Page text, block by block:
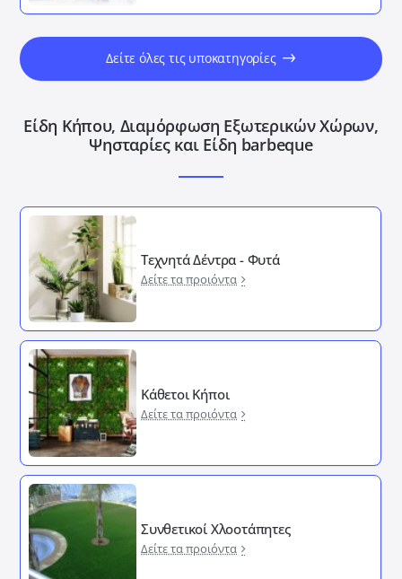
Δείτε όλες τις υποκατηγορίες
Είδη Κήπου, Διαμόρφωση Εξωτερικών Xώρων,
Ψησταρίες και Είδη barbeque
Τεχνητά Δέντρα - Φυτά
Δείτε τα προιόντα
Κάθετοι Κήποι
Δείτε τα προιόντα
Συνθετικοί Χλοοτάπητες
Δείτε τα προιόντα